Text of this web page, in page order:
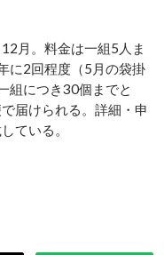
月。料金は一組5人ま
に2回程度（5月の袋掛
組につき30個までと
届けられる。詳細・申
ている。